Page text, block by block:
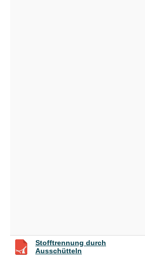
Stofftrennung durch
Ausschütteln